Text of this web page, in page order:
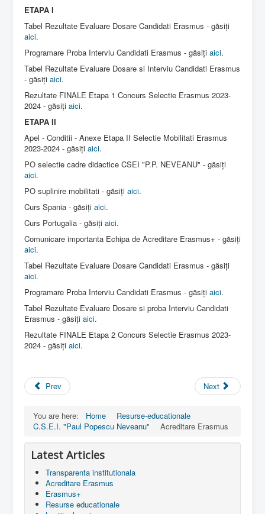
ETAPA I
Tabel Rezultate Evaluare Dosare Candidati Erasmus - găsiți
aici.
Programare Proba Interviu Candidati Erasmus - găsiți aici.
Tabel Rezultate Evaluare Dosare si Interviu Candidati Erasmus
- găsiți aici.
Rezultate FINALE Etapa 1 Concurs Selectie Erasmus 2023-
2024 - găsiți aici.
ETAPA II
Apel - Conditii - Anexe Etapa II Selectie Mobilitati Erasmus
2023-2024 - găsiți aici.
PO selectie cadre didactice CSEI "P.P. NEVEANU" - găsiți
aici.
PO suplinire mobilitati - găsiți aici.
Curs Spania - găsiți aici.
Curs Portugalia - găsiți aici.
Comunicare importanta Echipa de Acreditare Erasmus+ - găsiți
aici.
Tabel Rezultate Evaluare Dosare Candidati Erasmus - găsiți
aici.
Programare Proba Interviu Candidati Erasmus - găsiți aici.
Tabel Rezultate Evaluare Dosare si proba Interviu Candidati
Erasmus - găsiți aici.
Rezultate FINALE Etapa 2 Concurs Selectie Erasmus 2023-
2024 - găsiți aici.
Prev Next
You are here: Home
Resurse-educationale
C.S.E.I. "Paul Popescu Neveanu"
Acreditare Erasmus
Latest Articles
Transparenta institutionala
Acreditare Erasmus
Erasmus+
Resurse educationale